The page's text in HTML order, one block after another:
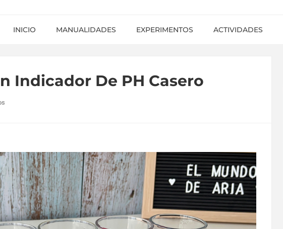
INICIO MANUALIDADES EXPERIMENTOS ACTIVIDADES
Indicador De PH Casero